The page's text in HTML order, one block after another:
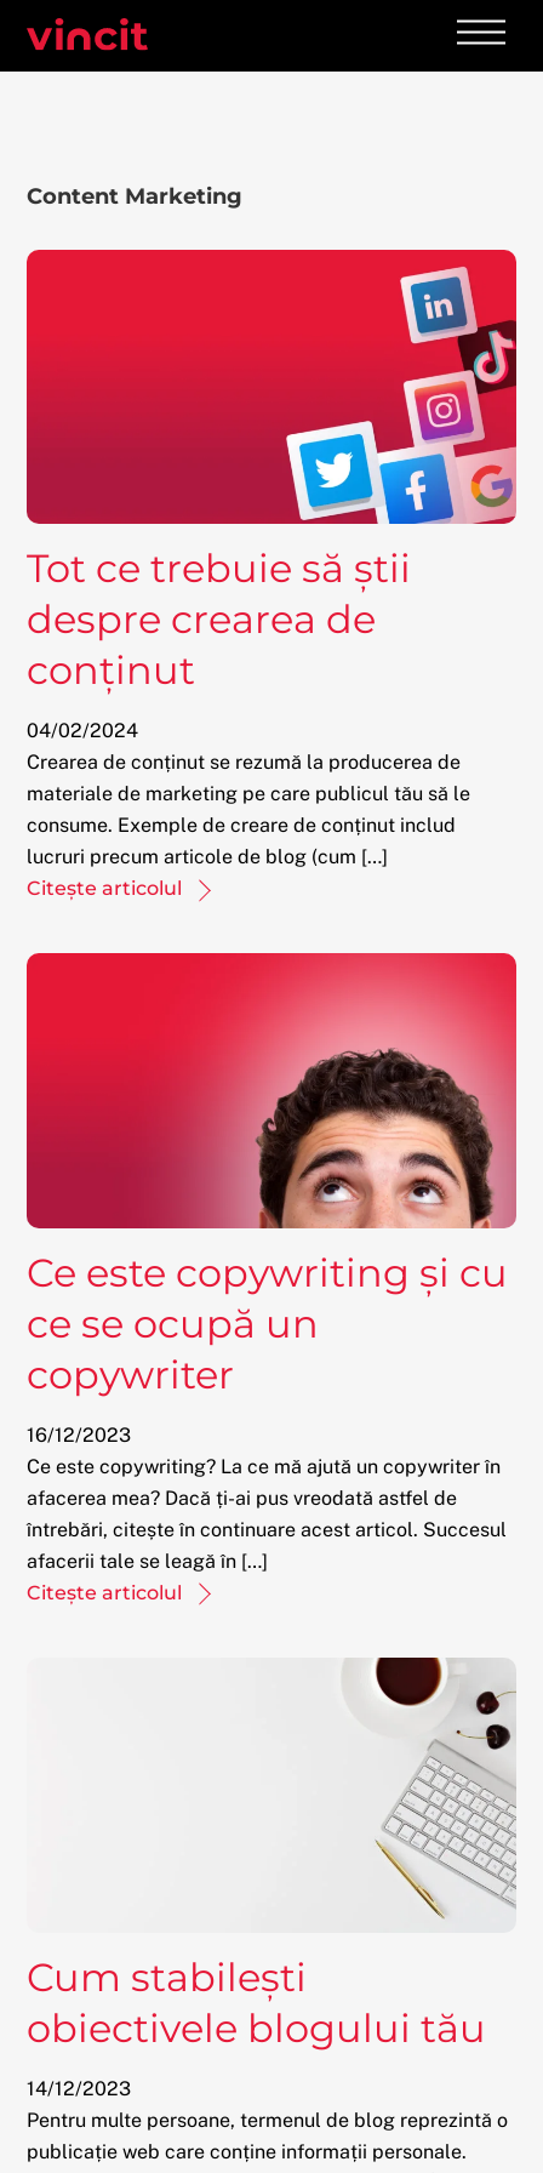
content
Content Marketing
Tot ce trebuie să știi
despre crearea de
conținut
04/02/2024
Crearea de conținut se rezumă la producerea de
materiale de marketing pe care publicul tău să le
consume. Exemple de creare de conținut includ
lucruri precum articole de blog (cum […]
Citește articolul
Ce este copywriting și cu
ce se ocupă un
copywriter
16/12/2023
Ce este copywriting? La ce mă ajută un copywriter în
afacerea mea? Dacă ți-ai pus vreodată astfel de
întrebări, citește în continuare acest articol. Succesul
afacerii tale se leagă în […]
Citește articolul
Cum stabilești
obiectivele blogului tău
14/12/2023
Pentru multe persoane, termenul de blog reprezintă o
publicație web care conține informații personale.